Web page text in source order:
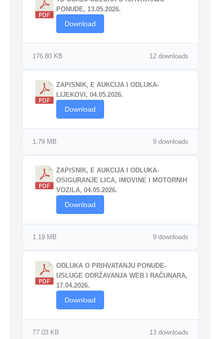
PONUDE, 13.05.2026.
Download
12 downloads
176.80 KB
ZAPISNIK, E AUKCIJA I ODLUKA-
LIJEKOVI, 04.05.2026.
Download
9 downloads
1.79 MB
ZAPISNIK, E AUKCIJA I ODLUKA-
OSIGURANJE LICA, IMOVINE I MOTORNIH
VOZILA, 04.05.2026.
Download
9 downloads
1.19 MB
ODLUKA O PRIHVATANJU PONUDE-
USLUGE ODRŽAVANJA WEB I RAČUNARA,
17.04.2026.
Download
13 downloads
77.03 KB